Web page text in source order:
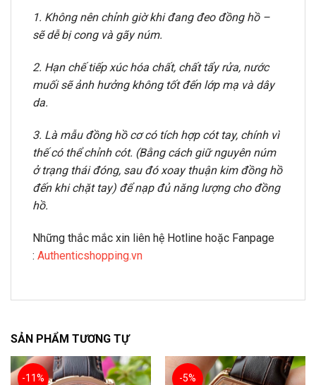
1. Không nên chỉnh giờ khi đang đeo đồng hồ –
sẽ dễ bị cong và gãy núm.
2. Hạn chế tiếp xúc hóa chất, chất tẩy rửa, nước
muối sẽ ảnh hưởng không tốt đến lớp mạ và dây
da.
3. Là mẫu đồng hồ cơ có tích hợp cót tay, chính vì
thế có thể chỉnh cót. (Bằng cách giữ nguyên núm
ở trạng thái đóng, sau đó xoay thuận kim đồng hồ
đến khi chặt tay) để nạp đủ năng lượng cho đồng
hồ.
Những thắc mắc xin liên hệ Hotline hoặc Fanpage
: Authenticshopping.vn
SẢN PHẨM TƯƠNG TỰ
-11% -5%